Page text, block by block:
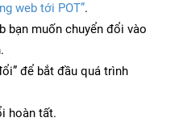
web tới POT”.
bạn muốn chuyển đổi vào
để bắt đầu quá trình
hoàn tất.